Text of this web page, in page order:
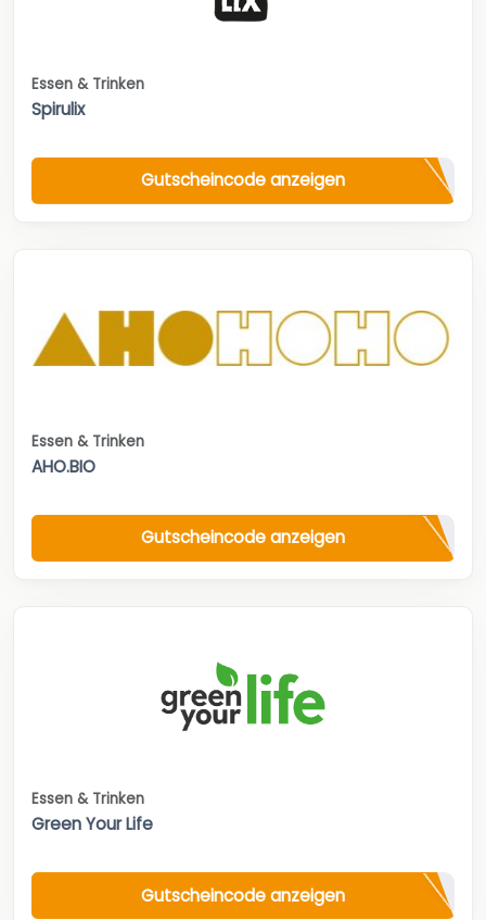
Essen & Trinken
Spirulix
Gutscheincode anzeigen
Essen & Trinken
AHO.BIO
Gutscheincode anzeigen
Essen & Trinken
Green Your Life
Gutscheincode anzeigen